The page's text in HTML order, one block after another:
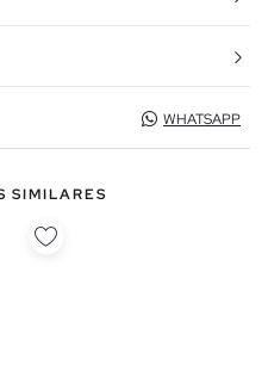
WHATSAPP
SIMILARES